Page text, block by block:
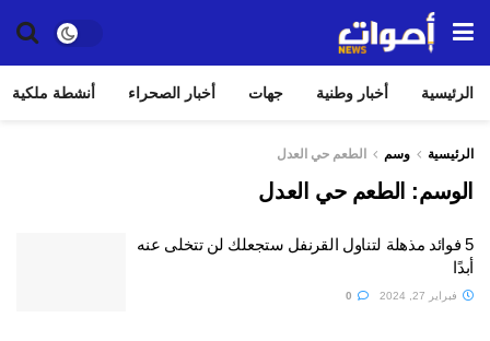
الرئيسية أخبار وطنية جهات أخبار الصحراء أنشطة ملكية
الرئيسية وسم الطعم حي العدل
الوسم: الطعم حي العدل
5 فوائد مذهلة لتناول القرنفل ستجعلك لن تتخلى عنه
أبدًا
فبراير 27, 2024